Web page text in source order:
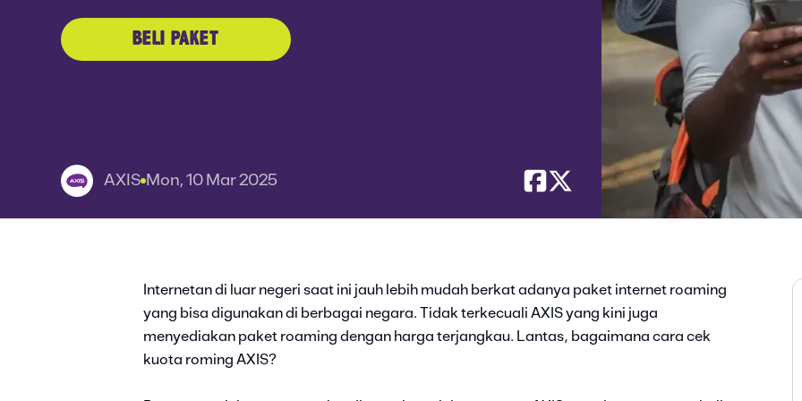
BELI PAKET
AXIS Mon, 10 Mar 2025
Internetan di luar negeri saat ini jauh lebih mudah berkat adanya paket internet roaming
yang bisa digunakan di berbagai negara. Tidak terkecuali AXIS yang kini juga
menyediakan paket roaming dengan harga terjangkau. Lantas, bagaimana cara cek
kuota roming AXIS?